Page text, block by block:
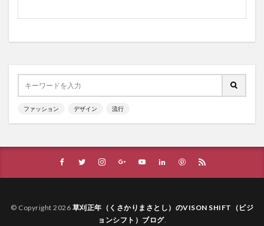
ファッション デザイン 流行
© Copyright 2026 草刈正年（くさかりまさとし）のVISON SHIFT（ビジ
ョンシフト）ブログ.